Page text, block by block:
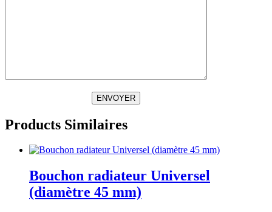
ENVOYER
Products Similaires
Bouchon radiateur Universel
(diamètre 45 mm)